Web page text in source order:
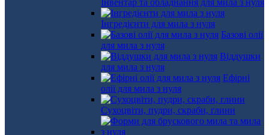
Інвентар та обладнання для мила з нуля
Інгредієнти для мила з нуля
Базові олії
для мила з нуля
Віддушки
для мила з нуля
Ефірні
олії для мила з нуля
Сухоцвіти, пудри, скраби, глини